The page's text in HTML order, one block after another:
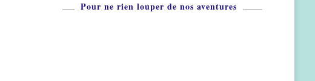
Pour ne rien louper de nos aventures